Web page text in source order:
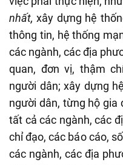
nhất, xây dựng hệ
thông tin, hệ thống
các ngành, các địa
quan, đơn vị, thậm
người dân; xây dựng
người dân, từng hộ gia
tất cả các ngành, các
chỉ đạo, các báo cáo,
các ngành, các địa